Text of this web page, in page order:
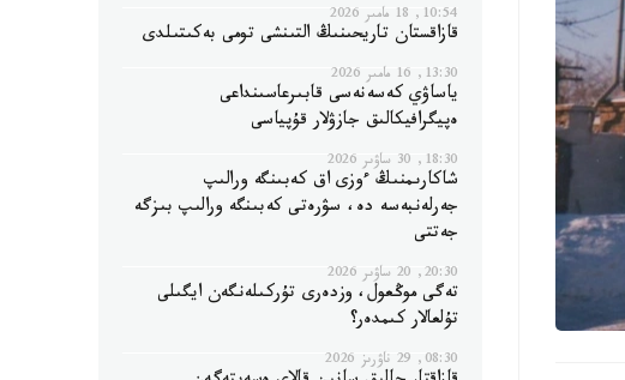
10:54, 18 مامىر 2026
قازاقستان تاريحىنىڭ التىنشى تومى بەكىتىلدى
13:30, 16 مامىر 2026
ياساۋي كەسەنەسى قابىرعاسىنداعى
ەپيگرافيكالىق جازۋلار قۇپياسى
18:30, 30 ساۋىر 2026
شاكارىمنىڭ ءوزى اق كەبىنگە ورالىپ
جەرلەنبەسە دە، سۋرەتى كەبىنگە ورالىپ بىزگە
جەتتى
20:30, 20 ساۋىر 2026
تەگى موڭعول، وزدەرى تۇركىلەنگەن ايگىلى
تۇلعالار كىمدەر؟
08:30, 29 ناۋرىز 2026